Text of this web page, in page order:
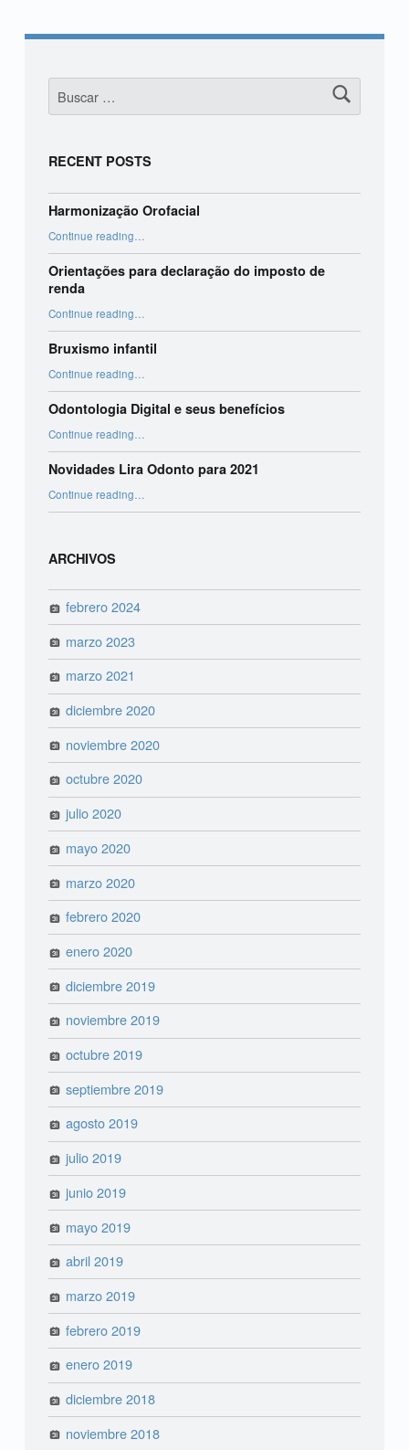
Buscar:
RECENT POSTS
Harmonização Orofacial
Continue reading …
Orientações para declaração do imposto de
renda
Continue reading“Orientações para declaração do imposto de renda”
…
Bruxismo infantil
Continue reading …
Odontologia Digital e seus benefícios
Continue reading …
Novidades Lira Odonto para 2021
Continue reading …
ARCHIVOS
febrero 2024
marzo 2023
marzo 2021
diciembre 2020
noviembre 2020
octubre 2020
julio 2020
mayo 2020
marzo 2020
febrero 2020
enero 2020
diciembre 2019
noviembre 2019
octubre 2019
septiembre 2019
agosto 2019
julio 2019
junio 2019
mayo 2019
abril 2019
marzo 2019
febrero 2019
enero 2019
diciembre 2018
noviembre 2018